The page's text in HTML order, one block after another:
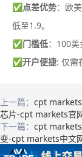
✅点差优势：欧
低至1.9。
✅门槛低：100美
✅开户便捷: 仅需
上一篇： cpt markets
芯片-cpt markets官
下一篇： cpt markets
变-cpt markets中文